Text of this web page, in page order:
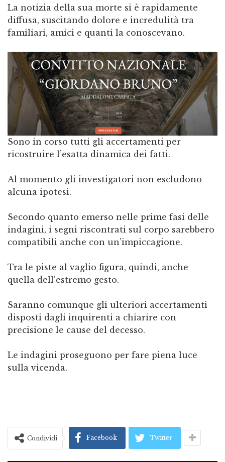
La notizia della sua morte si è rapidamente
diffusa, suscitando dolore e incredulità tra
familiari, amici e quanti la conoscevano.
Sono in corso tutti gli accertamenti per
ricostruire l’esatta dinamica dei fatti.
Al momento gli investigatori non escludono
alcuna ipotesi.
Secondo quanto emerso nelle prime fasi delle
indagini, i segni riscontrati sul corpo sarebbero
compatibili anche con un’impiccagione.
Tra le piste al vaglio figura, quindi, anche
quella dell’estremo gesto.
Saranno comunque gli ulteriori accertamenti
disposti dagli inquirenti a chiarire con
precisione le cause del decesso.
Le indagini proseguono per fare piena luce
sulla vicenda.
Condividi Facebook Twitter